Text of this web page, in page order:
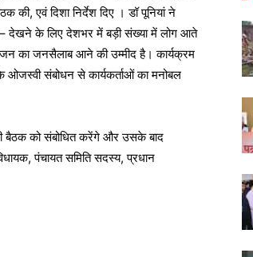
की, एवं दिशा निर्देश दिए । डॉ पूनियां ने
– देखने के लिए देशभर में बड़ी संख्या में लोग आते
जन का जनसैलाब आने की उम्मीद है। कार्यक्रम
ओजस्वी संबोधन से कार्यकर्ताओं का मनोबल
बैठक को संबोधित करेंगे और उसके बाद
पंचायत समिति सदस्य, प्रधान